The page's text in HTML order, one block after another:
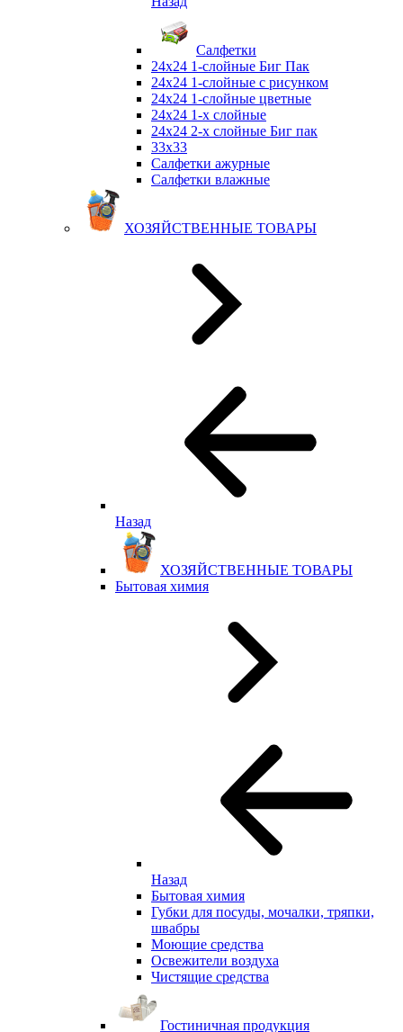
Салфетки
24х24 1-слойные Биг Пак
24х24 1-слойные с рисунком
24х24 1-слойные цветные
24х24 1-х слойные
24х24 2-х слойные Биг пак
33х33
Салфетки ажурные
Салфетки влажные
ХОЗЯЙСТВЕННЫЕ ТОВАРЫ
Назад
ХОЗЯЙСТВЕННЫЕ ТОВАРЫ
Бытовая химия
Назад
Бытовая химия
Губки для посуды, мочалки, тряпки,
швабры
Моющие средства
Освежители воздуха
Чистящие средства
Гостиничная продукция